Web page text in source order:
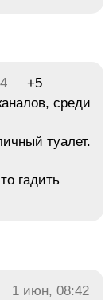
+5
среди
туалет.
гадить
1 июн, 08:42